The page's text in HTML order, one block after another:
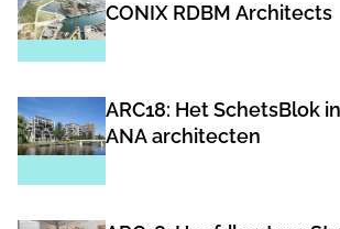
CONIX RDBM Architects
ARC18: Het SchetsBlok
ANA architecten